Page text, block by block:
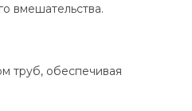
вмешательства.
труб, обеспечивая